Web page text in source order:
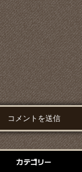
カテゴリー